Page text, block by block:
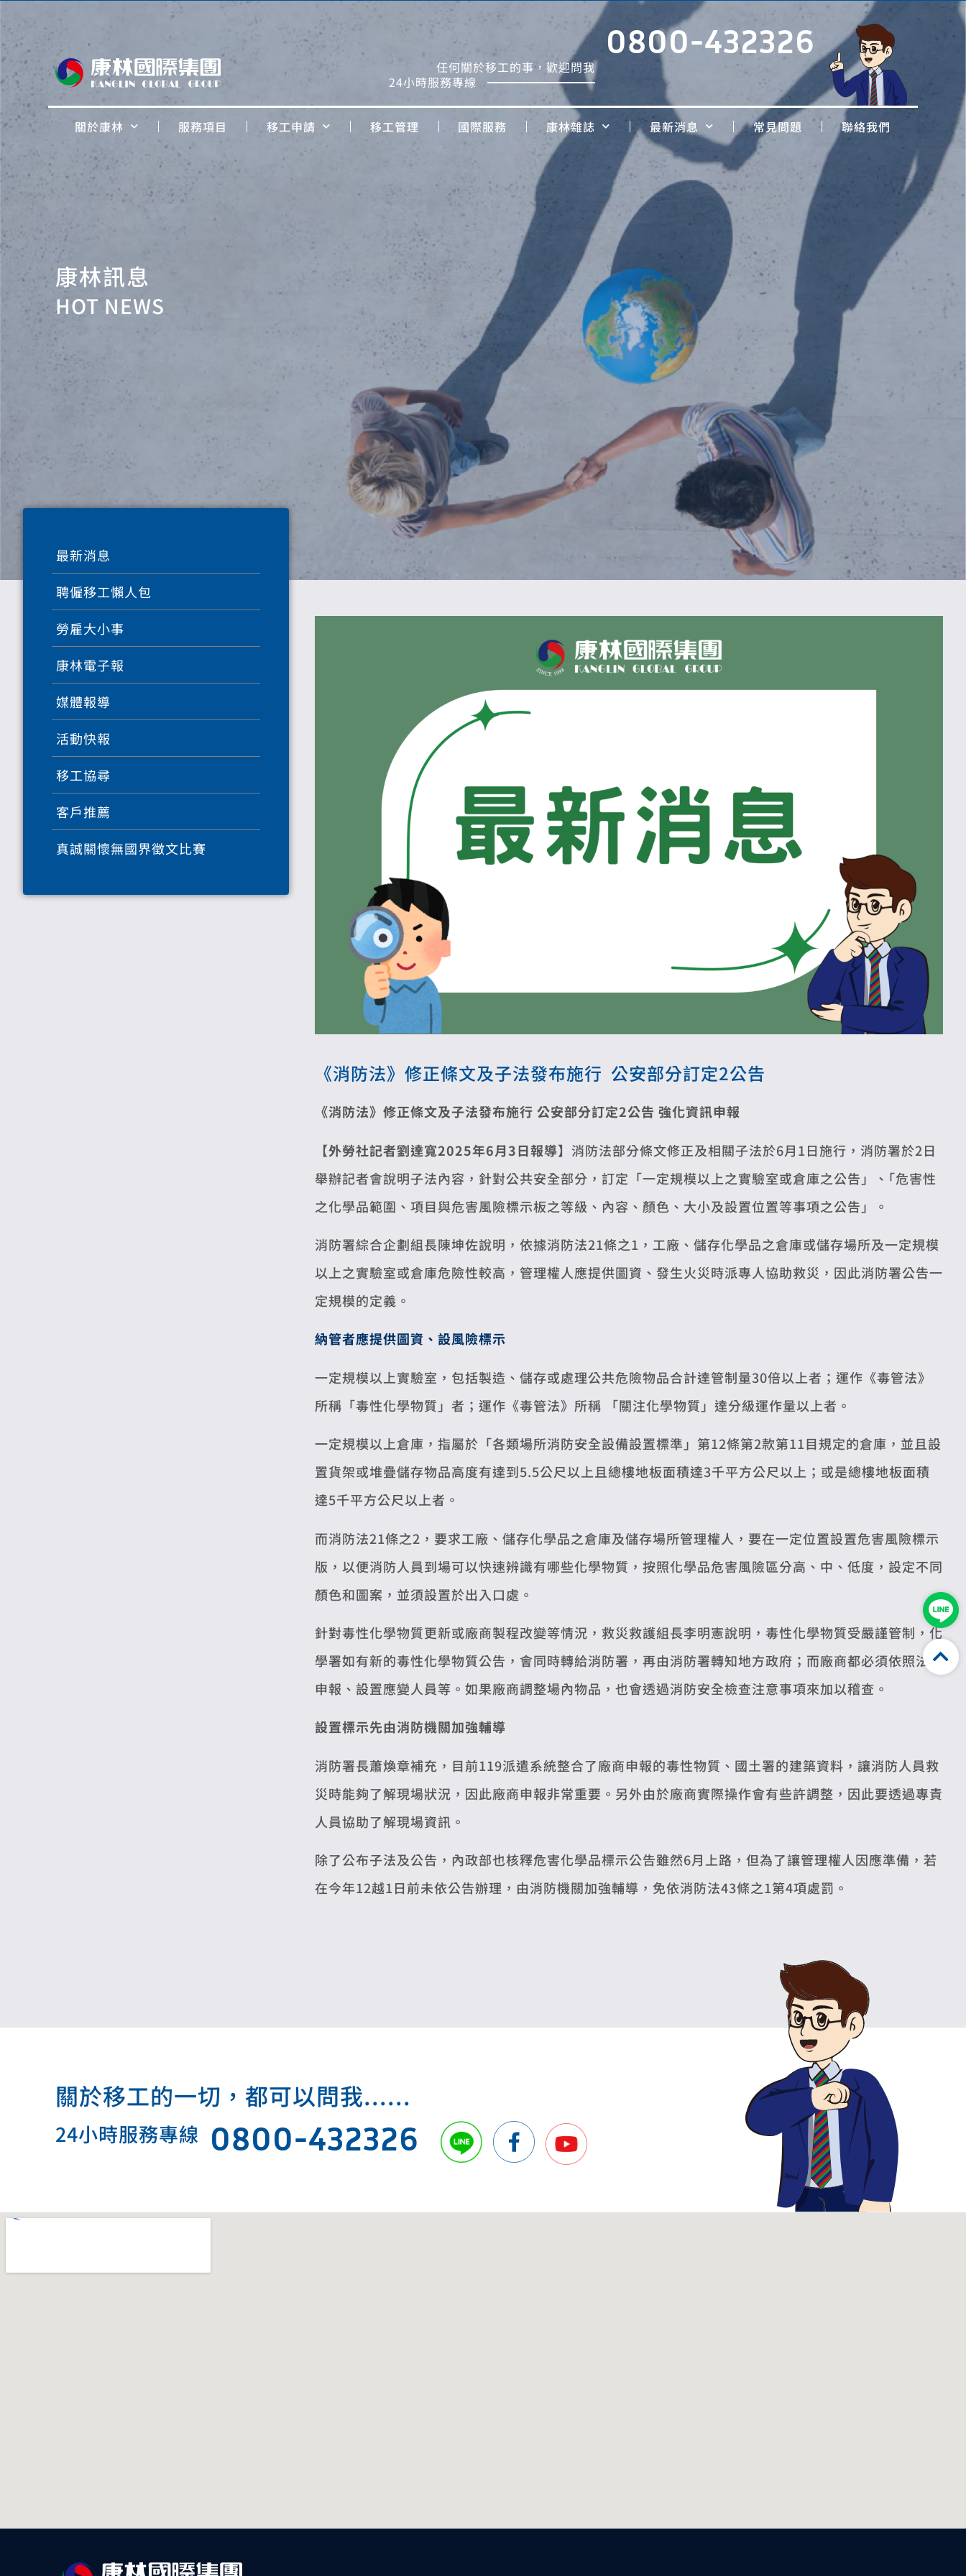
任何關於移工的事，歡迎問我
24小時服務專線
0800-432326
關於康林 服務項目 移工申請 移工管理 國際服務 康林雜誌 最新消息 常見問題 聯絡我們
康林訊息
HOT NEWS
最新消息
聘僱移工懶人包
勞雇大小事
康林電子報
媒體報導
活動快報
移工協尋
客戶推薦
真誠關懷無國界徵文比賽
《消防法》修正條文及子法發布施行 公安部分訂定2公告
《消防法》修正條文及子法發布施行 公安部分訂定2公告 強化資訊申報
【外勞社記者劉達寬2025年6月3日報導】 消防法部分條文修正及相關子法於6月1日施行，消防署於2日
舉辦記者會說明子法內容，針對公共安全部分，訂定「一定規模以上之實驗室或倉庫之公告」、｢危害性
之化學品範圍、項目與危害風險標示板之等級、內容、顏色、大小及設置位置等事項之公告」。
消防署綜合企劃組長陳坤佐說明，依據消防法21條之1，工廠、儲存化學品之倉庫或儲存場所及一定規模
以上之實驗室或倉庫危險性較高，管理權人應提供圖資、發生火災時派專人協助救災，因此消防署公告一
定規模的定義。
納管者應提供圖資、設風險標示
一定規模以上實驗室，包括製造、儲存或處理公共危險物品合計達管制量30倍以上者；運作《毒管法》
所稱「毒性化學物質」者；運作《毒管法》所稱 「關注化學物質」達分級運作量以上者。
一定規模以上倉庫，指屬於「各類場所消防安全設備設置標準」第12條第2款第11目規定的倉庫，並且設
置貨架或堆疊儲存物品高度有達到5.5公尺以上且總樓地板面積達3千平方公尺以上；或是總樓地板面積
達5千平方公尺以上者。
而消防法21條之2，要求工廠、儲存化學品之倉庫及儲存場所管理權人，要在一定位置設置危害風險標示
版，以便消防人員到場可以快速辨識有哪些化學物質，按照化學品危害風險區分高、中、低度，設定不同
顏色和圖案，並須設置於出入口處。
針對毒性化學物質更新或廠商製程改變等情況，救災救護組長李明憲說明，毒性化學物質受嚴謹管制，化
學署如有新的毒性化學物質公告，會同時轉給消防署，再由消防署轉知地方政府；而廠商都必須依照法規
申報、設置應變人員等。如果廠商調整場內物品，也會透過消防安全檢查注意事項來加以稽查。
設置標示先由消防機關加強輔導
消防署長蕭煥章補充，目前119派遣系統整合了廠商申報的毒性物質、國土署的建築資料，讓消防人員救
災時能夠了解現場狀況，因此廠商申報非常重要。另外由於廠商實際操作會有些許調整，因此要透過專責
人員協助了解現場資訊。
除了公布子法及公告，內政部也核釋危害化學品標示公告雖然6月上路，但為了讓管理權人因應準備，若
在今年12越1日前未依公告辦理，由消防機關加強輔導，免依消防法43條之1第4項處罰。
關於移工的一切，都可以問我......
24小時服務專線 0800-432326